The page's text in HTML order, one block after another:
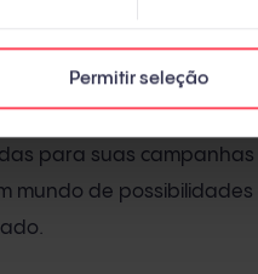
Permitir seleção
para suas
mundo de